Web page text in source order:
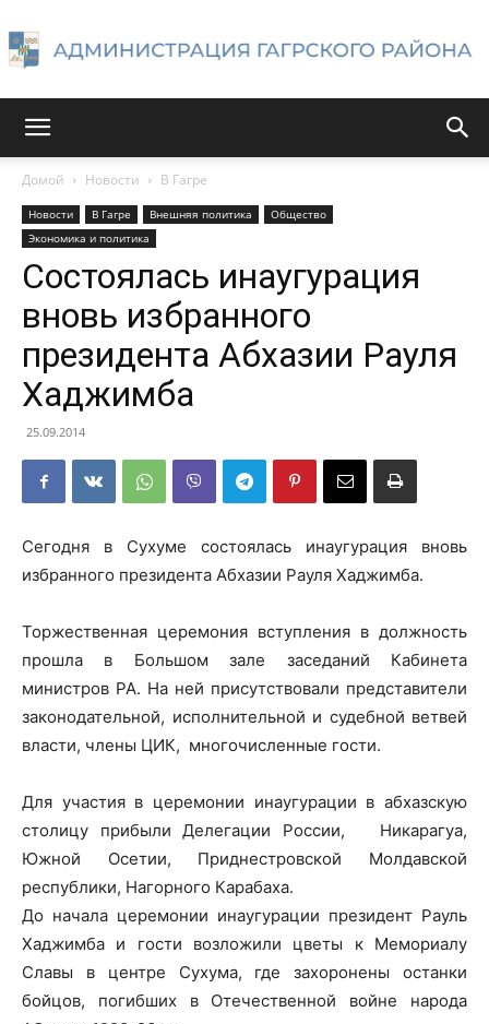
Гагрского
района
Домой Новости В Гагре
Новости В Гагре Внешняя политика
Общество
Экономика и политика
Состоялась инаугурация
вновь избранного
президента Абхазии Рауля
Хаджимба
25.09.2014
Сегодня в Сухуме состоялась инаугурация вновь
избранного президента Абхазии Рауля Хаджимба.
Торжественная церемония вступления в должность
прошла в Большом зале заседаний Кабинета
министров РА. На ней присутствовали представители
законодательной, исполнительной и судебной ветвей
власти, члены ЦИК, многочисленные гости.
Для участия в церемонии инаугурации в абхазскую
столицу прибыли Делегации России, Никарагуа,
Южной Осетии, Приднестровской Молдавской
республики, Нагорного Карабаха.
До начала церемонии инаугурации президент Рауль
Хаджимба и гости возложили цветы к Мемориалу
Славы в центре Сухума, где захоронены останки
бойцов, погибших в Отечественной войне народа